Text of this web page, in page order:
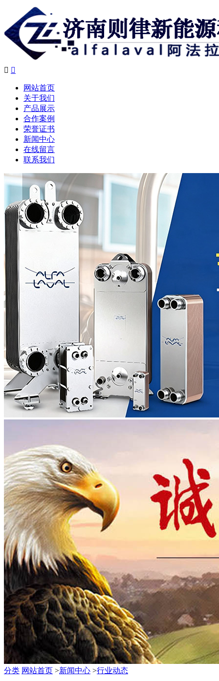
 
网站首页
关于我们
产品展示
合作案例
荣誉证书
新闻中心
在线留言
联系我们
分类 网站首页 >新闻中心 >行业动态